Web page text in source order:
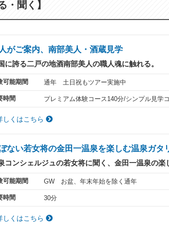
・聞く】
がご案内、南部美人・酒蔵見学
に誇る二戸の地酒南部美人の職人魂に触れる。
可能期間 通年 土日祝もツアー実施中
時間 プレミアム体験コース140分/シンプル見学
しくはこちら
ない若女将の金田一温泉を楽しむ温泉ガタ
コンシェルジュの若女将に聞く、金田一温泉の楽
可能期間 GW お盆、年末年始を除く通年
時間 30分
しくはこちら